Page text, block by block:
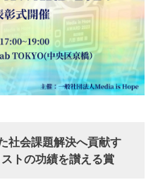
社会課題解決へ貢献す
トの功績を讃える賞